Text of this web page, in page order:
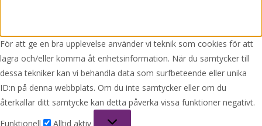
För att ge en bra upplevelse använder vi teknik som cookies för att
lagra och/eller komma åt enhetsinformation. När du samtycker till
dessa tekniker kan vi behandla data som surfbeteende eller unika
ID:n på denna webbplats. Om du inte samtycker eller om du
återkallar ditt samtycke kan detta påverka vissa funktioner negativt.
Funktionell
Alltid aktiv